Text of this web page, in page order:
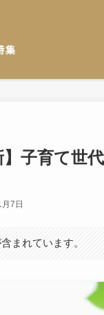
】子育て世
7日
まれています。